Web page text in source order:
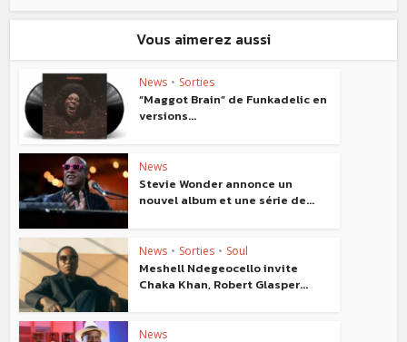
Vous aimerez aussi
News • Sorties
“Maggot Brain” de Funkadelic en
versions...
News
Stevie Wonder annonce un
nouvel album et une série de...
News • Sorties • Soul
Meshell Ndegeocello invite
Chaka Khan, Robert Glasper...
News